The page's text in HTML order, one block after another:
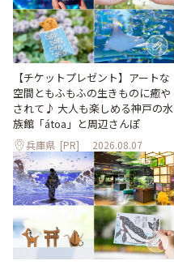
【チケットプレゼント】アートな
空間ともふもふの生きものに癒や
されて♪ 大人も楽しめる神戸の水
族館「átoa」と周辺さんぽ
兵庫県 [PR] 2026.08.07